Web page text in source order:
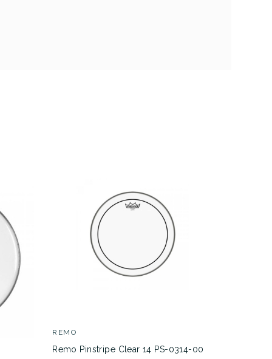
REMO
Remo Pinstripe Clear 14 PS-0314-00